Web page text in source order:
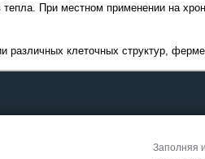
При местном применении на
различных клеточных структур,
Заполняя